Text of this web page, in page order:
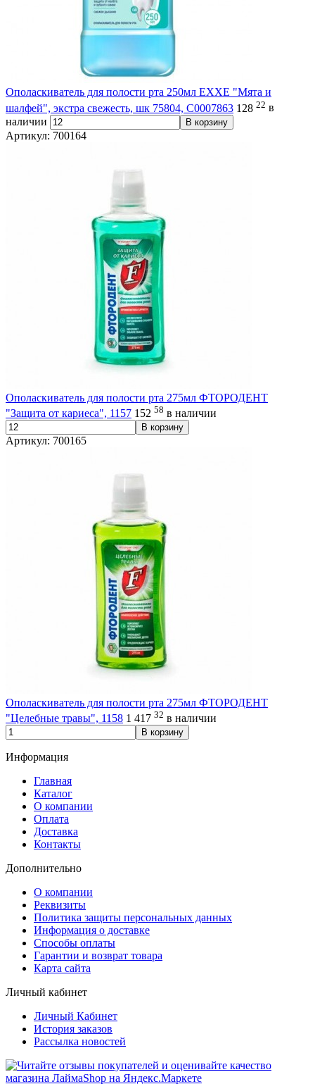
Ополаскиватель для полости рта 250мл EXXE "Мята и
шалфей", экстра свежесть, шк 75804, С0007863 128 22 в
наличии
В корзину
Артикул: 700164
Ополаскиватель для полости рта 275мл ФТОРОДЕНТ
"Защита от кариеса", 1157 152 58 в наличии
В корзину
Артикул: 700165
Ополаскиватель для полости рта 275мл ФТОРОДЕНТ
"Целебные травы", 1158 1 417 32 в наличии
В корзину
Информация
Главная
Каталог
О компании
Оплата
Доставка
Контакты
Дополнительно
О компании
Реквизиты
Политика защиты персональных данных
Информация о доставке
Способы оплаты
Гарантии и возврат товара
Карта сайта
Личный кабинет
Личный Кабинет
История заказов
Рассылка новостей